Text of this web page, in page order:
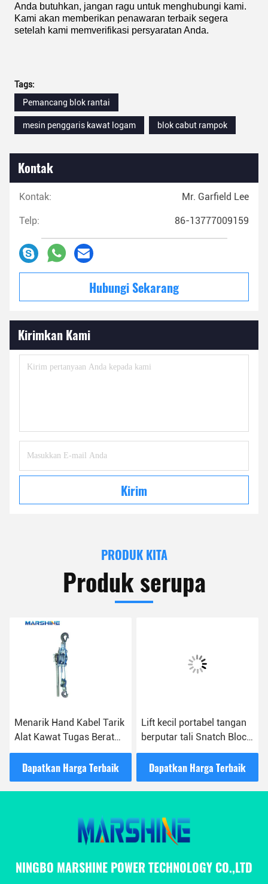
Anda butuhkan, jangan ragu untuk menghubungi kami.
Kami akan memberikan penawaran terbaik segera
setelah kami memverifikasi persyaratan Anda.
Tags:
Pemancang blok rantai
mesin penggaris kawat logam blok cabut rampok
Kontak
Kontak: Mr. Garfield Lee
Telp: 86-13777009159
Hubungi Sekarang
Kirimkan Kami
Kirim
PRODUK KITA
Produk serupa
Menarik Hand Kabel Tarik
Alat Kawat Tugas Berat
3,2kg
Dapatkan Harga Terbaik
Lift kecil portabel tangan
berputar tali Snatch Block
Tackle Tightener Double
Pulley
Dapatkan Harga Terbaik
NINGBO MARSHINE POWER TECHNOLOGY CO.,LTD